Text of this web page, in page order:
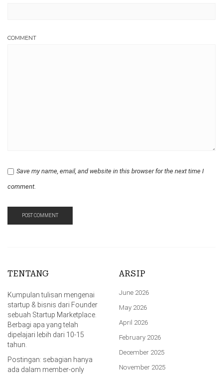
COMMENT
Save my name, email, and website in this browser for the next time I
comment.
TENTANG
Kumpulan tulisan mengenai
startup & bisnis dari Founder
sebuah Startup Marketplace.
Berbagi apa yang telah
dipelajari lebih dari 10-15
tahun.
Postingan: sebagian hanya
ada dalam member-only
ARSIP
June 2026
May 2026
April 2026
February 2026
December 2025
November 2025